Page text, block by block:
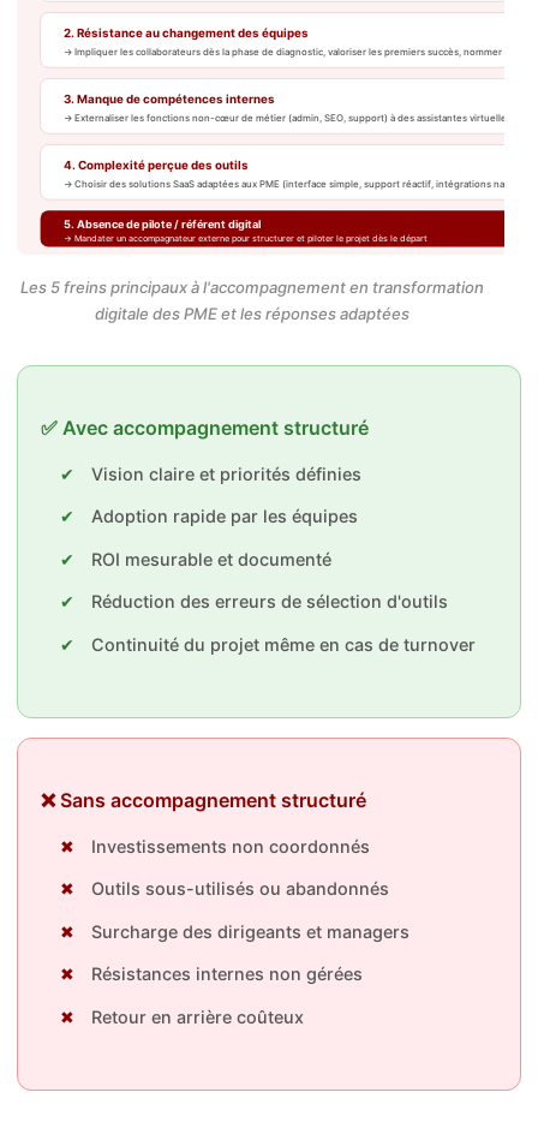
2. Résistance au changement des équipes
→ Impliquer les collaborateurs dès la phase de diagnostic, valoriser les premiers succès, nommer des
3. Manque de compétences internes
→ Externaliser les fonctions non-cœur de métier (admin, SEO, support) à des assistantes virtuelles ou
4. Complexité perçue des outils
→ Choisir des solutions SaaS adaptées aux PME (interface simple, support réactif, intégrations natives)
5. Absence de pilote / référent digital
→ Mandater un accompagnateur externe pour structurer et piloter le projet dès le départ
Les 5 freins principaux à l'accompagnement en transformation
digitale des PME et les réponses adaptées
✅ Avec accompagnement structuré
Vision claire et priorités définies
Adoption rapide par les équipes
ROI mesurable et documenté
Réduction des erreurs de sélection d'outils
Continuité du projet même en cas de turnover
❌ Sans accompagnement structuré
Investissements non coordonnés
Outils sous-utilisés ou abandonnés
Surcharge des dirigeants et managers
Résistances internes non gérées
Retour en arrière coûteux